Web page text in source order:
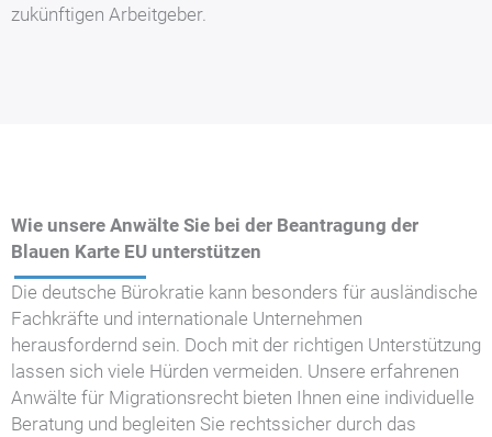
zukünftigen Arbeitgeber.
Wie unsere Anwälte Sie bei der Beantragung der
Blauen Karte EU unterstützen
Die deutsche Bürokratie kann besonders für ausländische
Fachkräfte und internationale Unternehmen
herausfordernd sein. Doch mit der richtigen Unterstützung
lassen sich viele Hürden vermeiden. Unsere erfahrenen
Anwälte für Migrationsrecht bieten Ihnen eine individuelle
Beratung und begleiten Sie rechtssicher durch das